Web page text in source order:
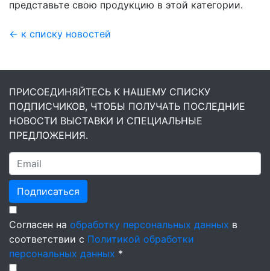
представьте свою продукцию в этой категории.
← к списку новостей
ПРИСОЕДИНЯЙТЕСЬ К НАШЕМУ СПИСКУ
ПОДПИСЧИКОВ, ЧТОБЫ ПОЛУЧАТЬ ПОСЛЕДНИЕ
НОВОСТИ ВЫСТАВКИ И СПЕЦИАЛЬНЫЕ
ПРЕДЛОЖЕНИЯ.
Подписаться
Согласен на обработку персональных данных в
соответствии с Политикой обработки
персональных данных *